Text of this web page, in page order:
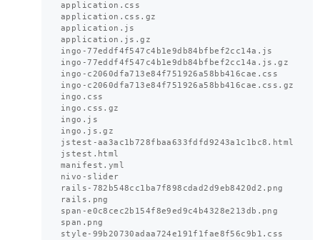
application.css
application.css.gz
application.js
application.js.gz
ingo-77eddf4f547c4b1e9db84bfbef2cc14a.js
ingo-77eddf4f547c4b1e9db84bfbef2cc14a.js.gz
ingo-c2060dfa713e84f751926a58bb416cae.css
ingo-c2060dfa713e84f751926a58bb416cae.css.gz
ingo.css
ingo.css.gz
ingo.js
ingo.js.gz
jstest-aa3ac1b728fbaa633fdfd9243a1c1bc8.html
jstest.html
manifest.yml
nivo-slider
rails-782b548cc1ba7f898cdad2d9eb8420d2.png
rails.png
span-e0c8cec2b154f8e9ed9c4b4328e213db.png
span.png
style-99b20730adaa724e191f1fae8f56c9b1.css